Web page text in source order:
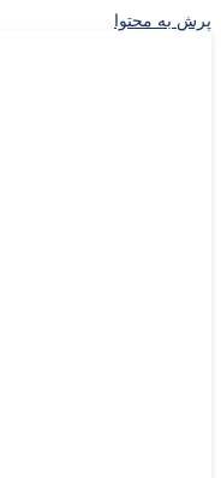
پرش به محتوا